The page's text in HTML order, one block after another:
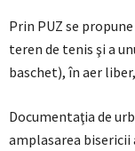
Prin PUZ se
teren de tenis şi a
baschet), în aer
Documentaţia de
amplasarea bisericii